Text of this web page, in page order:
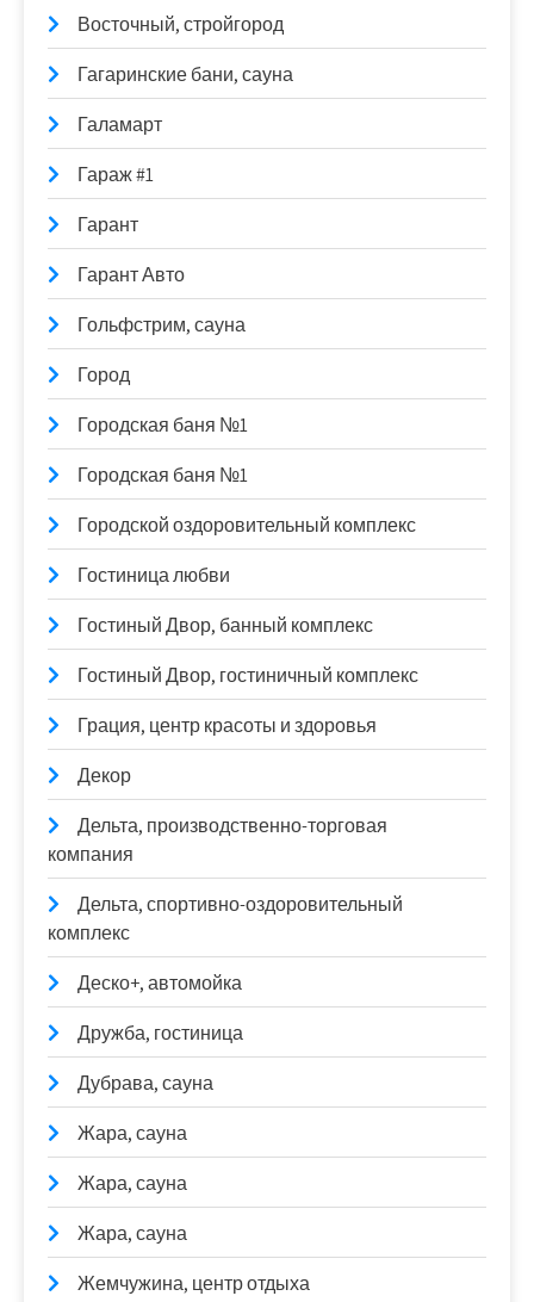
Восточный, стройгород
Гагаринские бани, сауна
Галамарт
Гараж #1
Гарант
Гарант Авто
Гольфстрим, сауна
Город
Городская баня №1
Городская баня №1
Городской оздоровительный комплекс
Гостиница любви
Гостиный Двор, банный комплекс
Гостиный Двор, гостиничный комплекс
Грация, центр красоты и здоровья
Декор
Дельта, производственно-торговая
компания
Дельта, спортивно-оздоровительный
комплекс
Деско+, автомойка
Дружба, гостиница
Дубрава, сауна
Жара, сауна
Жара, сауна
Жара, сауна
Жемчужина, центр отдыха